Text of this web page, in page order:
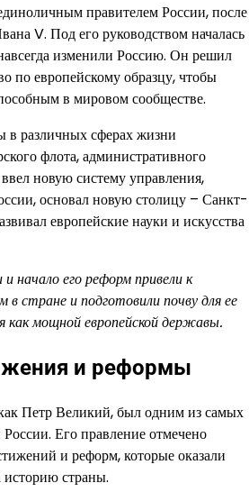
правителем России, после
V. Под его руководством началась
изменили Россию. Он решил
по европейскому образцу, чтобы
в мировом сообществе.
различных сферах жизни
флота, административного
новую систему управления,
основал новую столицу – Санкт-
европейские науки и искусства
начало его реформ привели к
в стране и подготовили почву для ее
как мощной европейской державы.
и реформы
Петр Великий, был одним из самых
Его правление отмечено
и реформ, которые оказали
историю страны.